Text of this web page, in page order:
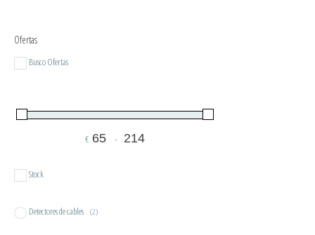
Ofertas
Busco Ofertas
€
Minimum Price
-
Maximum Price
Stock
Detectores de cables (2)